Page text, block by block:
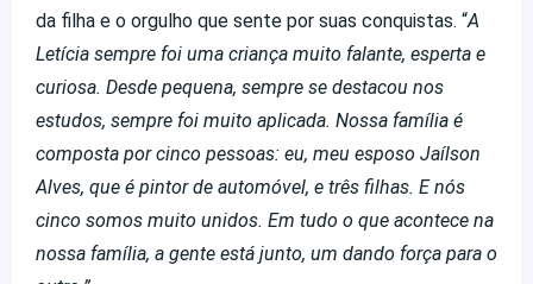
da filha e o orgulho que sente por suas conquistas. “A
Letícia sempre foi uma criança muito falante, esperta e
curiosa. Desde pequena, sempre se destacou nos
estudos, sempre foi muito aplicada. Nossa família é
composta por cinco pessoas: eu, meu esposo Jaílson
Alves, que é pintor de automóvel, e três filhas. E nós
cinco somos muito unidos. Em tudo o que acontece na
nossa família, a gente está junto, um dando força para o